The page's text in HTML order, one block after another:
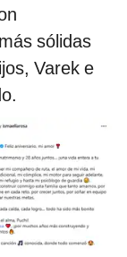
sólidas
Varek e